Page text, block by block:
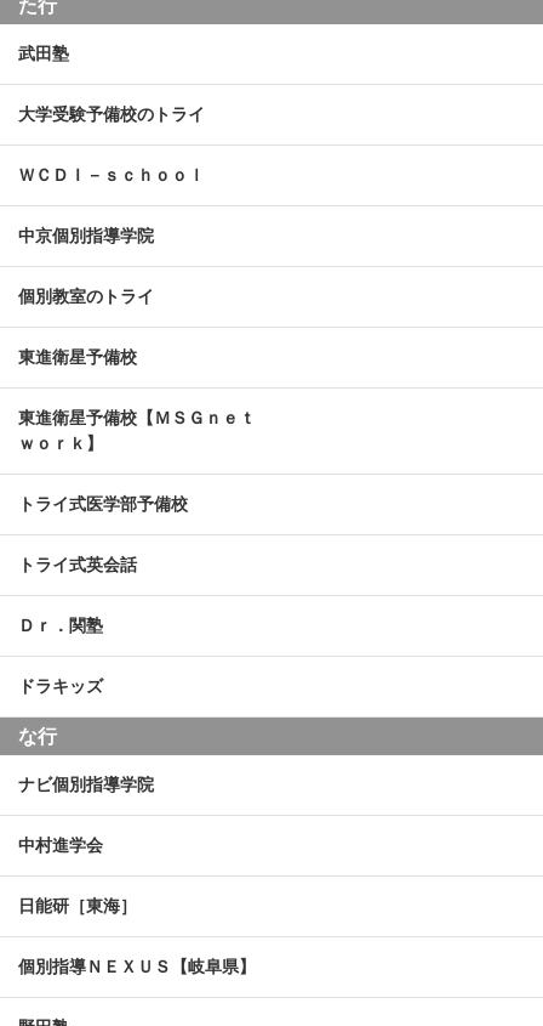
た行
武田塾
大学受験予備校のトライ
ＷＣＤＩ－ｓｃｈｏｏｌ
中京個別指導学院
個別教室のトライ
東進衛星予備校
東進衛星予備校【ＭＳＧｎｅｔ
ｗｏｒｋ】
トライ式医学部予備校
トライ式英会話
Ｄｒ．関塾
ドラキッズ
な行
ナビ個別指導学院
中村進学会
日能研［東海］
個別指導ＮＥＸＵＳ【岐阜県】